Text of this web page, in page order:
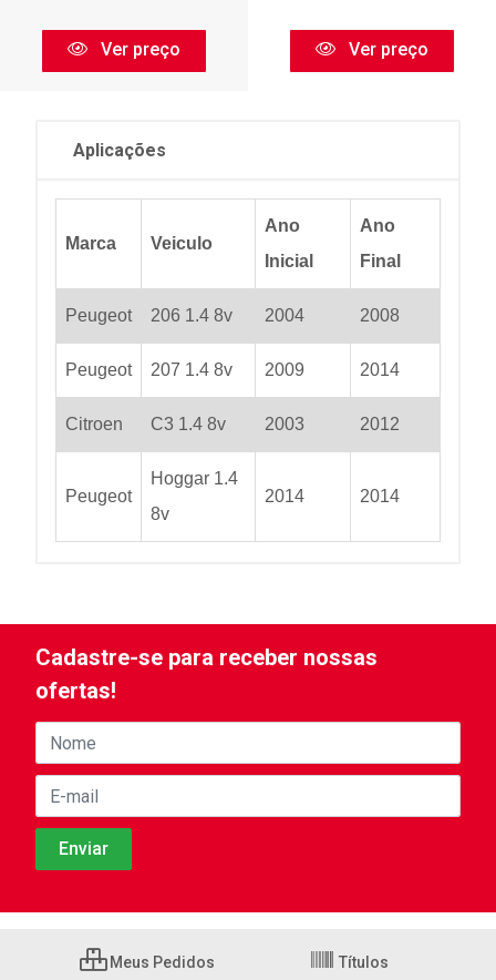
Ver preço Ver preço
Aplicações
Marca Veiculo
Ano
Inicial
Ano
Final
Peugeot 206 1.4 8v 2004 2008
Peugeot 207 1.4 8v 2009 2014
Citroen C3 1.4 8v 2003 2012
Peugeot
Hoggar 1.4
8v
2014 2014
Cadastre-se para receber nossas
ofertas!
Meus Pedidos Títulos